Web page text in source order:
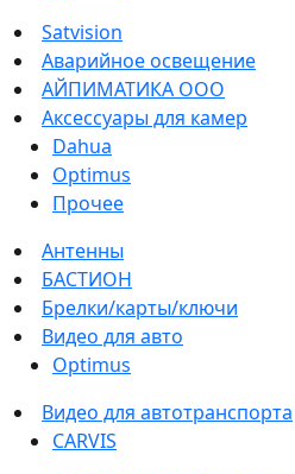
Satvision
Аварийное освещение
АЙПИМАТИКА ООО
Аксессуары для камер
Dahua
Optimus
Прочее
Антенны
БАСТИОН
Брелки/карты/ключи
Видео для авто
Optimus
Видео для автотранспорта
CARVIS